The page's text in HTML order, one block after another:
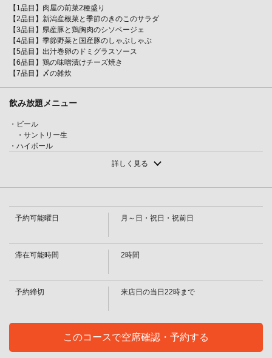
【1品目】肉屋の前菜2種盛り
【2品目】新潟産根菜と季節のきのこのサラダ
【3品目】県産豚と鶏胸肉のシソベージェ
【4品目】季節野菜と国産豚のしゃぶしゃぶ
【5品目】出汁巻卵のドミグラスソース
【6品目】鶏の味噌漬けチーズ焼き
【7品目】〆の雑炊
飲み放題メニュー
・ビール
・サントリー生
・ハイボール
ー／ウーロンハイ／緑茶ハイ
・カンパリソーダ／カンパリオレンジ／ジントニック／ジンブロッサム／
ジンバック／ジンリッキー／カシスソーダ／カシスオレンジ／カシスグレー
・カクテル
・ファジーネーブル／ピーチグレープフルーツ／ピーチウーロン／ピーチ
・ワイン
・南高梅酒（ソーダ・ロック・水割り）
・ソフトドリンク
詳しく見る
予約可能曜日 月～日・祝日・祝前日
滞在可能時間 2時間
予約締切 来店日の当日22時まで
このコースで空席確認・予約する
ゃぶ 居酒屋 きのした 新潟駅前店 貸切可能
https://niigatakinoshita.owst.jp/courses/209290122
閉じる